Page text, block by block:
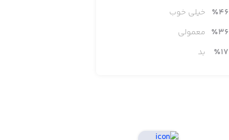
٪46
خیلی خوب
٪36
معمولی
٪17 بد